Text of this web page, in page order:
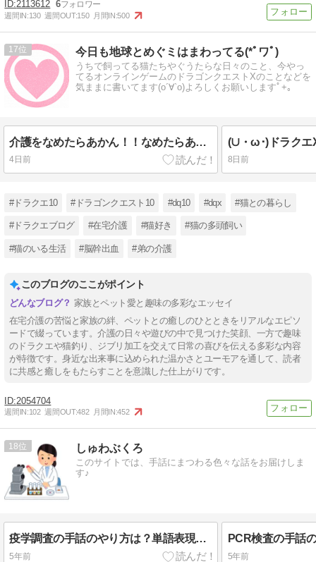
2113612 6
週間IN:130 週間OUT:150 月間IN:500
17 今日も地球とめぐミはまわってる(*ﾟワﾟ)
うちで飼ってる猫たちやぐうたらな日々のこと、今やっ
てるオンラインゲームのドラゴンクエストXのことなどを
気ままに書いてます(o´∀`o)よろしくお願いしますﾟ+｡
介護をなめたらあかん！！なめたらあっか～ん～（猫と弟の介護な日々）
4日前 8日前
#ドラクエ10 #ドラゴンクエスト10 #dq10 #dqx #猫との暮らし
#ドラクエブログ #在宅介護 #猫好き #猫の多頭飼い
#猫のいる生活 #脳幹出血 #弟の介護
このブログのここがポイント
家族とペット愛と趣味の多彩なエッセイ
在宅介護の苦悩と家族の絆、ペットとの癒しのひとときをリアルなエピソ
ードで綴っています。介護の日々や遊びの中で見つけた笑顔、一方で趣味
のドラクエや猫釣り、ジブリ加工を交えて日常の喜びを伝える多彩な内容
が特徴です。身近な出来事に込められた温かさとユーモアを通して、読者
に共感と癒しをもたらすことを意識した仕上がりです。
2054704
週間IN:102 週間OUT:482 月間IN:452
18 しゅわぶくろ
このサイトでは、手話にまつわる色々な話をお届けしま
す♪
疫学調査の手話のやり方は？単語表現を動画で解説します！
5年前 5年前